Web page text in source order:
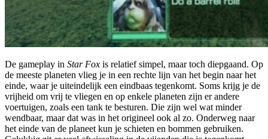
De gameplay in Star Fox is relatief simpel, maar toch diepgaand. Op
de meeste planeten vlieg je in een rechte lijn van het begin naar het
einde, waar je uiteindelijk een eindbaas tegenkomt. Soms krijg je de
vrijheid om vrij te vliegen en op enkele planeten zijn er andere
voertuigen, zoals een tank te besturen. Die zijn wel wat minder
wendbaar, maar dat was in het origineel ook al zo. Onderweg naar
het einde van de planeet kun je schieten en bommen gebruiken.